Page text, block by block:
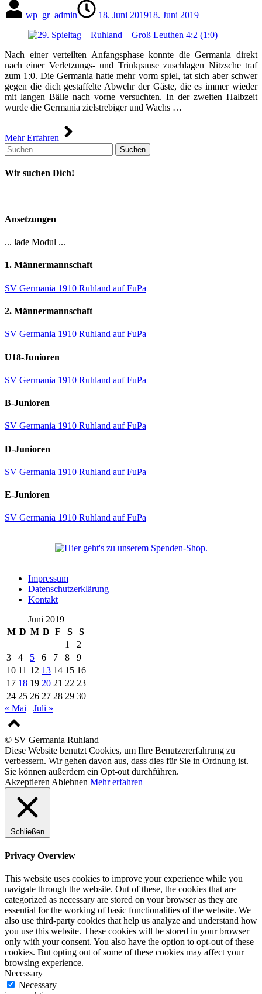
wp_gr_admin 18. Juni 201918. Juni 2019
Nach einer verteilten Anfangsphase konnte die Germania direkt
nach einer Verletzungs- und Trinkpause zuschlagen Nitzsche traf
zum 1:0. Die Germania hatte mehr vorm spiel, tat sich aber schwer
gegen die dich gestaffelte Abwehr der Gäste, die es immer wieder
mit langen Bälle nach vorne versuchten. In der zweiten Halbzeit
wurde die Germania zielstrebiger und Wachs …
Mehr Erfahren
Suchen
nach:
Wir suchen Dich!
Ansetzungen
... lade Modul ...
1. Männermannschaft
SV Germania 1910 Ruhland auf FuPa
2. Männermannschaft
SV Germania 1910 Ruhland auf FuPa
U18-Junioren
SV Germania 1910 Ruhland auf FuPa
B-Junioren
SV Germania 1910 Ruhland auf FuPa
D-Junioren
SV Germania 1910 Ruhland auf FuPa
E-Junioren
SV Germania 1910 Ruhland auf FuPa
Impressum
Datenschutzerklärung
Kontakt
Juni 2019
M D M D F S
S
1
2
3
4 5 6 7 8
9
10 11 12 13 14 15 16
17 18 19 20 21 22 23
24 25 26 27 28 29 30
« Mai
Juli »
© SV Germania Ruhland
Diese Website benutzt Cookies, um Ihre Benutzererfahrung zu
verbessern. Wir gehen davon aus, dass dies für Sie in Ordnung ist.
Sie können außerdem ein Opt-out durchführen.
Akzeptieren Ablehnen Mehr erfahren
Schließen
Privacy Overview
This website uses cookies to improve your experience while you
navigate through the website. Out of these, the cookies that are
categorized as necessary are stored on your browser as they are
essential for the working of basic functionalities of the website. We
also use third-party cookies that help us analyze and understand how
you use this website. These cookies will be stored in your browser
only with your consent. You also have the option to opt-out of these
cookies. But opting out of some of these cookies may affect your
browsing experience.
Necessary
Necessary